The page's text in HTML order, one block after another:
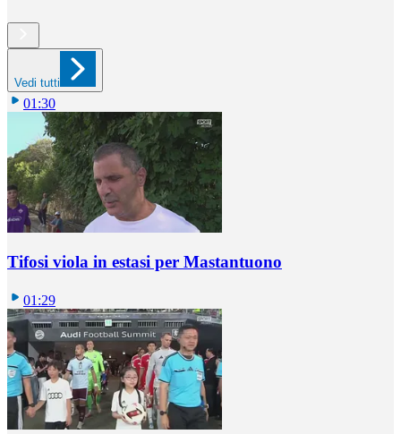
Vedi tutti
01:30
Tifosi viola in estasi per Mastantuono
01:29